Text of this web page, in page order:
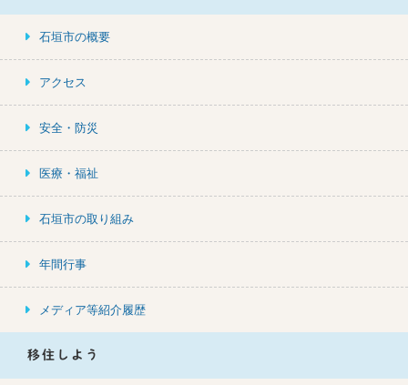
石垣市の概要
アクセス
安全・防災
医療・福祉
石垣市の取り組み
年間行事
メディア等紹介履歴
移住しよう